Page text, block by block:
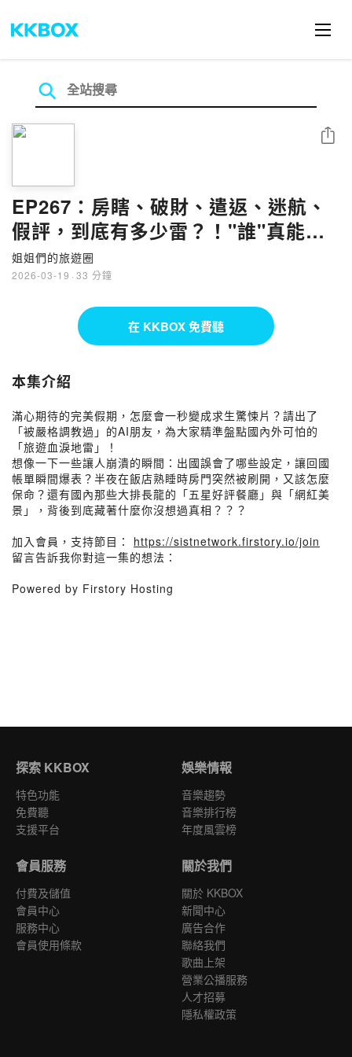
EP267：房瞎、破財、遣返、迷航、
假評，到底有多少雷？！"誰"真能給
神解方？？ 滿心期待ing
姐姐們的旅遊圈
2026-03-19 · 33 分鐘
分享
在 KKBOX 免費聽
本集介紹
滿心期待的完美假期，怎麼會一秒變成求生驚悚片？請出了
「被嚴格調教過」的AI朋友，為大家精準盤點國內外可怕的
「旅遊血淚地雷」！
想像一下一些讓人崩潰的瞬間：出國誤會了哪些設定，讓回國
帳單瞬間爆表？半夜在飯店熟睡時房門突然被刷開，又該怎麼
保命？還有國內那些大排長龍的「五星好評餐廳」與「網紅美
景」，背後到底藏著什麼你沒想過真相？？？
加入會員，支持節目： https://sistnetwork.firstory.io/join
留言告訴我你對這一集的想法：
Powered by Firstory Hosting
探索 KKBOX
特色功能
免費聽
支援平台
娛樂情報
音樂趨勢
音樂排行榜
年度風雲榜
會員服務
付費及儲值
會員中心
服務中心
會員使用條款
關於我們
關於 KKBOX
新聞中心
廣告合作
聯絡我們
歌曲上架
營業公播服務
人才招募
隱私權政策